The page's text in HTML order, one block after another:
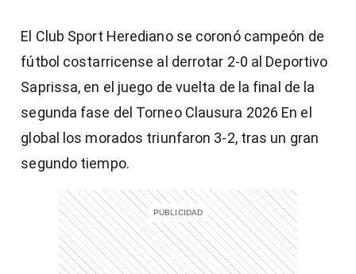
El Club Sport Herediano se coronó campeón de
fútbol costarricense al derrotar 2-0 al Deportivo
Saprissa, en el juego de vuelta de la final de la
segunda fase del Torneo Clausura 2026 En el
global los morados triunfaron 3-2, tras un gran
segundo tiempo.